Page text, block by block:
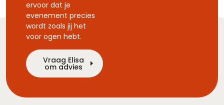
ervoor dat je
evenement precies
wordt zoals jij het
voor ogen hebt.
Vraag Elisa
om advies